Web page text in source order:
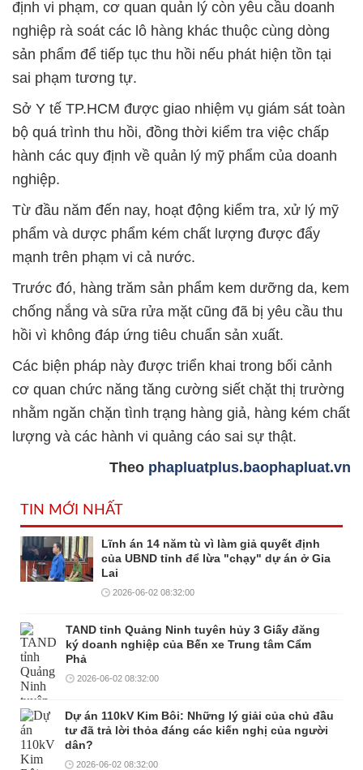
định vi phạm, cơ quan quản lý còn yêu cầu doanh
nghiệp rà soát các lô hàng khác thuộc cùng dòng
sản phẩm để tiếp tục thu hồi nếu phát hiện tồn tại
sai phạm tương tự.
Sở Y tế TP.HCM được giao nhiệm vụ giám sát toàn
bộ quá trình thu hồi, đồng thời kiểm tra việc chấp
hành các quy định về quản lý mỹ phẩm của doanh
nghiệp.
Từ đầu năm đến nay, hoạt động kiểm tra, xử lý mỹ
phẩm và dược phẩm kém chất lượng được đẩy
mạnh trên phạm vi cả nước.
Trước đó, hàng trăm sản phẩm kem dưỡng da, kem
chống nắng và sữa rửa mặt cũng đã bị yêu cầu thu
hồi vì không đáp ứng tiêu chuẩn sản xuất.
Các biện pháp này được triển khai trong bối cảnh
cơ quan chức năng tăng cường siết chặt thị trường
nhằm ngăn chặn tình trạng hàng giả, hàng kém chất
lượng và các hành vi quảng cáo sai sự thật.
Theo phapluatplus.baophapluat.vn
TIN MỚI NHẤT
Lĩnh án 14 năm tù vì làm giả quyết định
của UBND tỉnh để lừa "chạy" dự án ở Gia
Lai
2026-06-02 08:32:00
TAND tỉnh Quảng Ninh tuyên hủy 3 Giấy đăng
ký doanh nghiệp của Bến xe Trung tâm Cẩm
Phả
2026-06-02 08:32:00
Dự án 110kV Kim Bôi: Những lý giải của chủ đầu
tư đã trả lời thỏa đáng các kiến nghị của người
dân?
2026-06-02 08:32:00